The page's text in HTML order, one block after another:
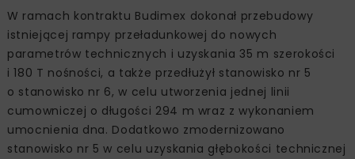
W ramach kontraktu Budimex dokonał przebudowy
istniejącej rampy przeładunkowej do nowych
parametrów technicznych i uzyskania ‎‎35 m szerokości
i 180 T nośności, a także przedłużył stanowisko nr 5
o stanowisko nr 6, w celu utworzenia jednej linii
cumowniczej o ‎długości 294 m wraz z wykonaniem
umocnienia dna‎. Dodatkowo zmodernizowano
stanowisko nr 5 w celu uzyskania głębokości technicznej